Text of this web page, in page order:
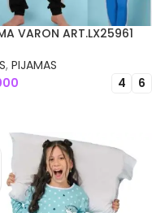
VARON ART.LX25961
, PIJAMAS
4 6